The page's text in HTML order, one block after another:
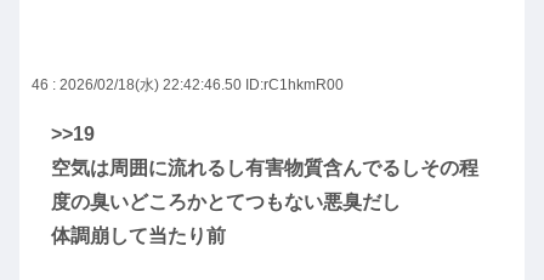
46 : 2026/02/18(水) 22:42:46.50 ID:rC1hkmR00
>>19
空気は周囲に流れるし有害物質含んでるしその程
度の臭いどころかとてつもない悪臭だし
体調崩して当たり前